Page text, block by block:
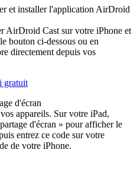
et installer l'application AirDroid
AirDroid Cast sur votre iPhone et
bouton ci-dessous ou en
directement depuis vos
gratuit
d'écran
appareils. Sur votre iPad,
d'écran » pour afficher le
entrez ce code sur votre
de votre iPhone.